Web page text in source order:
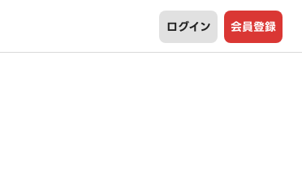
ログイン 会員登録